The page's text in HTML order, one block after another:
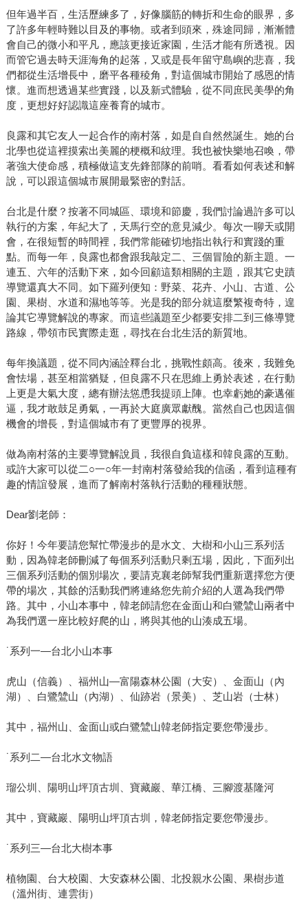
但年過半百，生活歷練多了，好像腦筋的轉折和生命的眼界，多
了許多年輕時難以目及的事物。或者到頭來，殊途同歸，漸漸體
會自己的微小和平凡，應該更接近家園，生活才能有所透視。因
而管它過去時天涯海角的起落，又或是長年留守島嶼的悲喜，我
們都從生活增長中，磨平各種稜角，對這個城市開始了感恩的情
懷。進而想透過某些實踐，以及新式體驗，從不同庶民美學的角
度，更想好好認識這座養育的城市。
良露和其它友人一起合作的南村落，如是自自然然誕生。她的台
北學也從這裡摸索出美麗的梗概和紋理。我也被快樂地召喚，帶
著強大使命感，積極做這支先鋒部隊的前哨。看看如何表述和解
說，可以跟這個城市展開最緊密的對話。
台北是什麼？按著不同城區、環境和節慶，我們討論過許多可以
執行的方案，年紀大了，天馬行空的意見減少。每次一聊天或開
會，在很短暫的時間裡，我們常能確切地指出執行和實踐的重
點。而每一年，良露也都會跟我敲定二、三個冒險的新主題。一
連五、六年的活動下來，如今回顧這類相關的主題，跟其它史蹟
導覽還真大不同。如下羅列便知：野菜、花卉、小山、古道、公
園、果樹、水道和濕地等等。光是我的部分就這麼繁複奇特，遑
論其它導覽解說的專家。而這些議題至少都要安排二到三條導覽
路線，帶領市民實際走逛，尋找在台北生活的新質地。
每年換議題，從不同內涵詮釋台北，挑戰性頗高。後來，我難免
會怯場，甚至相當猶疑，但良露不只在思維上勇於表述，在行動
上更是大氣大度，總有辦法慫恿我提頭上陣。也幸虧她的豪邁催
逼，我才敢鼓足勇氣，一再於大庭廣眾獻醜。當然自己也因這個
機會的增長，對這個城市有了更豐厚的視界。
做為南村落的主要導覽解說員，我很自負這樣和韓良露的互動。
或許大家可以從二○一○年一封南村落發給我的信函，看到這種有
趣的情誼發展，進而了解南村落執行活動的種種狀態。
Dear劉老師：
你好！今年要請您幫忙帶漫步的是水文、大樹和小山三系列活
動，因為韓老師刪減了每個系列活動只剩五場，因此，下面列出
三個系列活動的個別場次，要請克襄老師幫我們重新選擇您方便
帶的場次，其餘的活動我們將連絡您先前介紹的人選為我們帶
路。其中，小山本事中，韓老師請您在金面山和白鷺鷥山兩者中
為我們選一座比較好爬的山，將與其他的山湊成五場。
˙系列一—台北小山本事
虎山（信義）、福州山—富陽森林公園（大安）、金面山（內
湖）、白鷺鷥山（內湖）、仙跡岩（景美）、芝山岩（士林）
其中，福州山、金面山或白鷺鷥山韓老師指定要您帶漫步。
˙系列二—台北水文物語
瑠公圳、陽明山坪頂古圳、寶藏巖、華江橋、三腳渡基隆河
其中，寶藏巖、陽明山坪頂古圳，韓老師指定要您帶漫步。
˙系列三—台北大樹本事
植物園、台大校園、大安森林公園、北投親水公園、果樹步道
（溫州街、連雲街）